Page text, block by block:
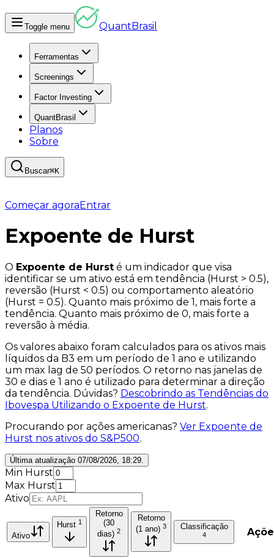
Toggle menu QuantBrasil
Ferramentas
Screenings
Factor Investing
QuantBrasil
Planos
Sobre
Buscar⌘K
Começar agoraEntrar
Expoente de Hurst
O Expoente de Hurst é um indicador que visa
identificar se um ativo está em tendência (Hurst > 0.5),
reversão (Hurst < 0.5) ou comportamento aleatório
(Hurst = 0.5). Quanto mais próximo de 1, mais forte a
tendência. Quanto mais próximo de 0, mais forte a
reversão à média.
Os valores abaixo foram calculados para os ativos mais
líquidos da B3 em um período de 1 ano e utilizando
um max lag de 50 períodos. O retorno nas janelas de
30 e dias e 1 ano é utilizado para determinar a direção
da tendência. Dúvidas? Descobrindo as Tendências do
Ibovespa Utilizando o Expoente de Hurst.
Procurando por ações americanas? Ver Expoente de
Hurst nos ativos do S&P500.
Última atualização 07/08/2026, 18:29
Min Hurst
Max Hurst
Ativo
Ativo
Hurst 1
Retorno
(30
dias) 2
Retorno
(1 ano) 3 Classificação
4